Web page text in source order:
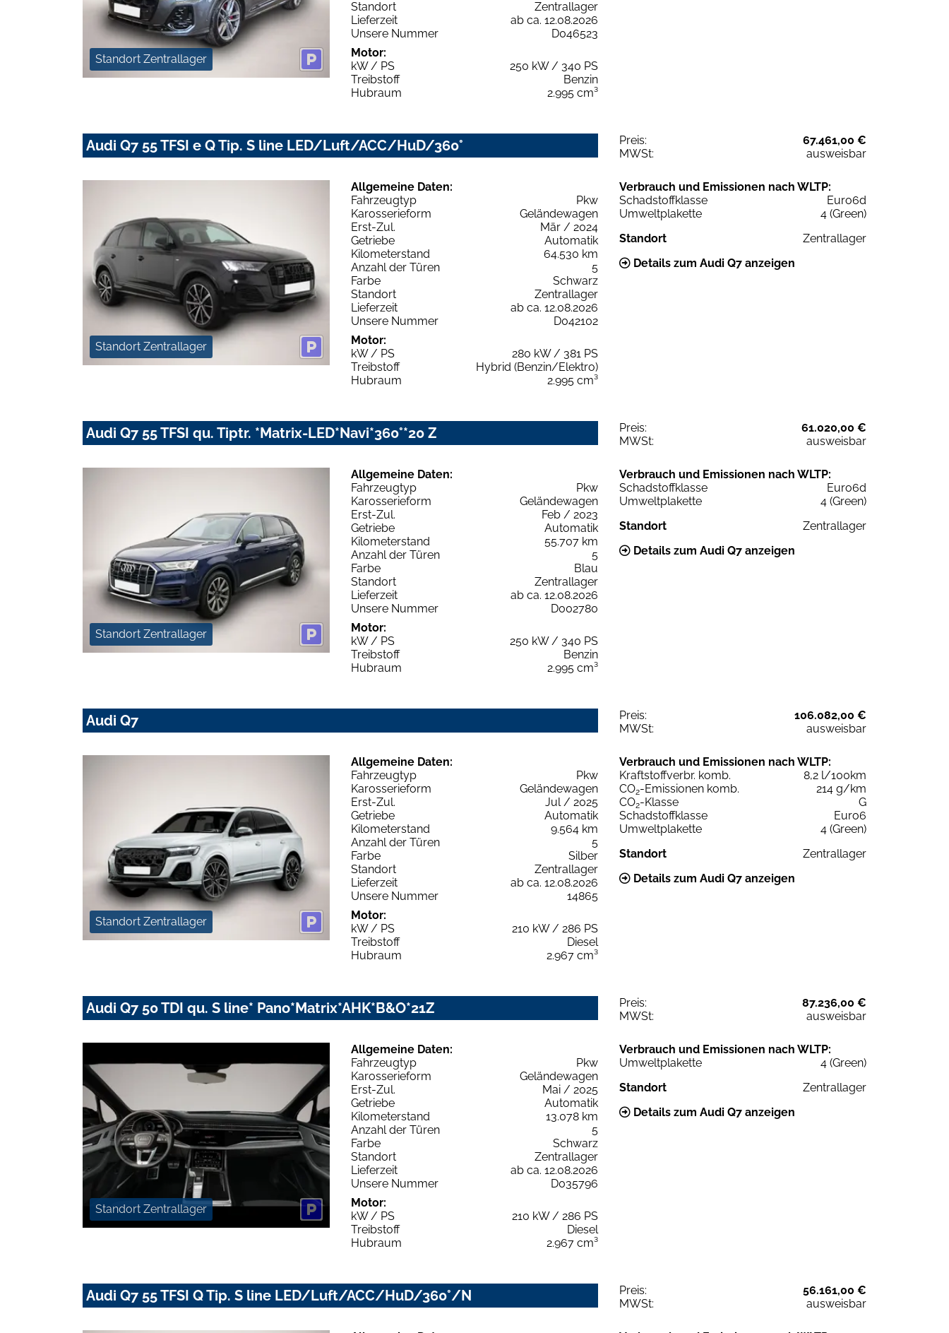
Standort Zentrallager
Standort
Zentrallager
Lieferzeit
ab ca. 12.08.2026
Unsere Nummer
D046523
Motor:
kW / PS
250 kW / 340 PS
Treibstoff
Benzin
Hubraum
2.995 cm³
Audi Q7 55 TFSI e Q Tip. S line LED/Luft/ACC/HuD/360° Preis:
67.461,00 €
MWSt:
ausweisbar
Standort Zentrallager
Allgemeine Daten:
Fahrzeugtyp
Pkw
Karosserieform
Geländewagen
Erst-Zul.
Mär / 2024
Getriebe
Automatik
Kilometerstand
64.530 km
Anzahl der Türen
5
Farbe
Schwarz
Standort
Zentrallager
Lieferzeit
ab ca. 12.08.2026
Unsere Nummer
D042102
Motor:
kW / PS
280 kW / 381 PS
Treibstoff
Hybrid (Benzin/Elektro)
Hubraum
2.995 cm³
Verbrauch und Emissionen nach WLTP:
Schadstoffklasse
Euro6d
Umweltplakette
4 (Green)
Standort
Zentrallager
Details zum Audi Q7 anzeigen
Audi Q7 55 TFSI qu. Tiptr. *Matrix-LED*Navi*360°*20 Z Preis:
61.020,00 €
MWSt:
ausweisbar
Standort Zentrallager
Allgemeine Daten:
Fahrzeugtyp
Pkw
Karosserieform
Geländewagen
Erst-Zul.
Feb / 2023
Getriebe
Automatik
Kilometerstand
55.707 km
Anzahl der Türen
5
Farbe
Blau
Standort
Zentrallager
Lieferzeit
ab ca. 12.08.2026
Unsere Nummer
D002780
Motor:
kW / PS
250 kW / 340 PS
Treibstoff
Benzin
Hubraum
2.995 cm³
Verbrauch und Emissionen nach WLTP:
Schadstoffklasse
Euro6d
Umweltplakette
4 (Green)
Standort
Zentrallager
Details zum Audi Q7 anzeigen
Audi Q7 Preis:
106.082,00 €
MWSt:
ausweisbar
Standort Zentrallager
Allgemeine Daten:
Fahrzeugtyp
Pkw
Karosserieform
Geländewagen
Erst-Zul.
Jul / 2025
Getriebe
Automatik
Kilometerstand
9.564 km
Anzahl der Türen
5
Farbe
Silber
Standort
Zentrallager
Lieferzeit
ab ca. 12.08.2026
Unsere Nummer
14865
Motor:
kW / PS
210 kW / 286 PS
Treibstoff
Diesel
Hubraum
2.967 cm³
Verbrauch und Emissionen nach WLTP:
Kraftstoffverbr. komb.
8,2 l/100km
CO2-Emissionen komb.
214 g/km
CO2-Klasse
G
Schadstoffklasse
Euro6
Umweltplakette
4 (Green)
Standort
Zentrallager
Details zum Audi Q7 anzeigen
Audi Q7 50 TDI qu. S line* Pano*Matrix*AHK*B&O*21Z Preis:
87.236,00 €
MWSt:
ausweisbar
Standort Zentrallager
Allgemeine Daten:
Fahrzeugtyp
Pkw
Karosserieform
Geländewagen
Erst-Zul.
Mai / 2025
Getriebe
Automatik
Kilometerstand
13.078 km
Anzahl der Türen
5
Farbe
Schwarz
Standort
Zentrallager
Lieferzeit
ab ca. 12.08.2026
Unsere Nummer
D035796
Motor:
kW / PS
210 kW / 286 PS
Treibstoff
Diesel
Hubraum
2.967 cm³
Verbrauch und Emissionen nach WLTP:
Umweltplakette
4 (Green)
Standort
Zentrallager
Details zum Audi Q7 anzeigen
Audi Q7 55 TFSI Q Tip. S line LED/Luft/ACC/HuD/360°/N Preis:
56.161,00 €
MWSt:
ausweisbar